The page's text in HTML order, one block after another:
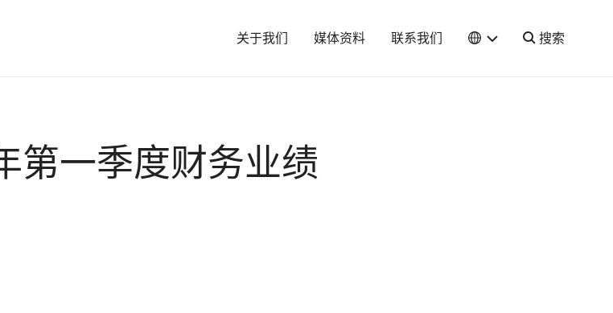
关于我们 媒体资料 联系我们 搜索
一季度财务业绩